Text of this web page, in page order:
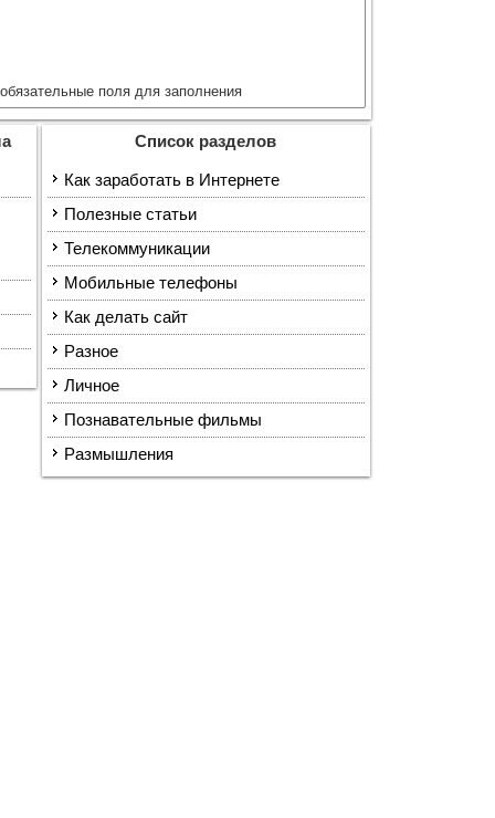
поля для заполнения
Список разделов
Как заработать в Интернете
Полезные статьи
Телекоммуникации
Мобильные телефоны
Как делать сайт
Разное
Личное
Познавательные фильмы
Размышления